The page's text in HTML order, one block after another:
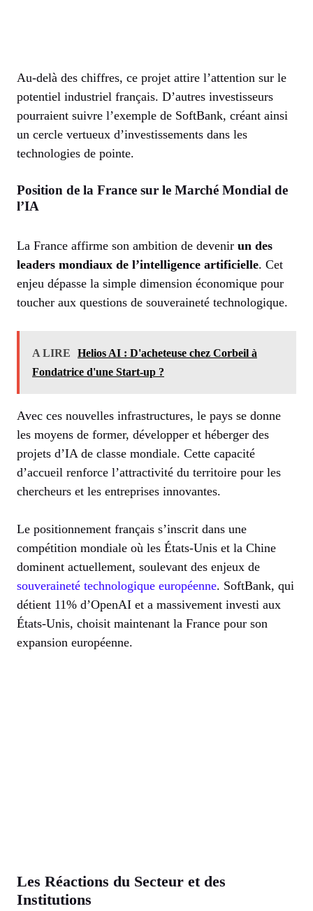
Au-delà des chiffres, ce projet attire l’attention sur le
potentiel industriel français. D’autres investisseurs
pourraient suivre l’exemple de SoftBank, créant ainsi
un cercle vertueux d’investissements dans les
technologies de pointe.
Position de la France sur le Marché Mondial de
l’IA
La France affirme son ambition de devenir un des
leaders mondiaux de l’intelligence artificielle. Cet
enjeu dépasse la simple dimension économique pour
toucher aux questions de souveraineté technologique.
A LIRE
Helios AI : D'acheteuse chez Corbeil à
Fondatrice d'une Start-up ?
Avec ces nouvelles infrastructures, le pays se donne
les moyens de former, développer et héberger des
projets d’IA de classe mondiale. Cette capacité
d’accueil renforce l’attractivité du territoire pour les
chercheurs et les entreprises innovantes.
Le positionnement français s’inscrit dans une
compétition mondiale où les États-Unis et la Chine
dominent actuellement, soulevant des enjeux de
souveraineté technologique européenne. SoftBank, qui
détient 11% d’OpenAI et a massivement investi aux
États-Unis, choisit maintenant la France pour son
expansion européenne.
Les Réactions du Secteur et des
Institutions